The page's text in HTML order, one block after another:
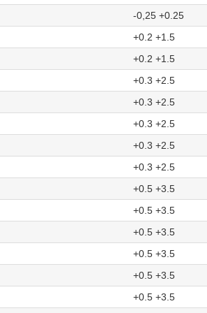
-0,25 +0.25
+0.2 +1.5
+0.2 +1.5
+0.3 +2.5
+0.3 +2.5
+0.3 +2.5
+0.3 +2.5
+0.3 +2.5
+0.5 +3.5
+0.5 +3.5
+0.5 +3.5
+0.5 +3.5
+0.5 +3.5
+0.5 +3.5